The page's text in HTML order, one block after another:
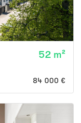
52 m²
84 000 €